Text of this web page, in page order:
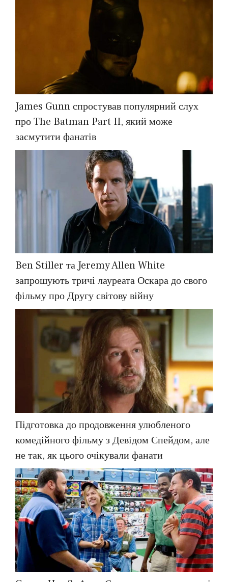
James Gunn спростував популярний слух
про The Batman Part II, який може
засмутити фанатів
Ben Stiller та Jeremy Allen White
запрошують тричі лауреата Оскара до свого
фільму про Другу світову війну
Підготовка до продовження улюбленого
комедійного фільму з Девідом Спейдом, але
не так, як цього очікували фанати